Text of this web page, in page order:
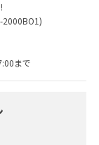
2000BO1)
まで